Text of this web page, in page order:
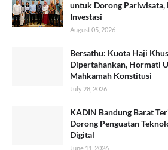
untuk Dorong Pariwisata,
Investasi
August 05, 2026
Bersathu: Kuota Haji
Dipertahankan, Hormati
Mahkamah Konstitusi
July 28, 2026
KADIN Bandung Barat
Dorong Penguatan
Digital
June 11, 2026